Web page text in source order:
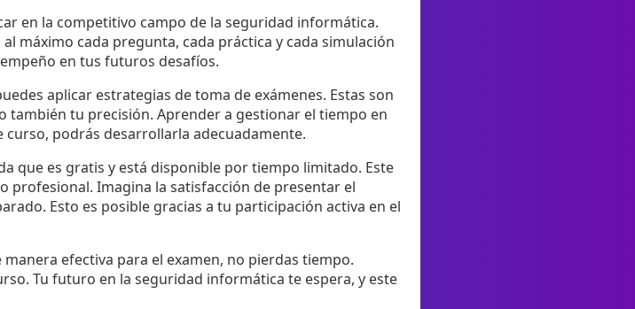
en la competitivo campo de la seguridad informática.
máximo cada pregunta, cada práctica y cada simulación
en tus futuros desafíos.
aplicar estrategias de toma de exámenes. Estas son
también tu precisión. Aprender a gestionar el tiempo en
curso, podrás desarrollarla adecuadamente.
que es gratis y está disponible por tiempo limitado. Este
Imagina la satisfacción de presentar el
Esto es posible gracias a tu participación activa en el
efectiva para el examen, no pierdas tiempo.
Tu futuro en la seguridad informática te espera, y este